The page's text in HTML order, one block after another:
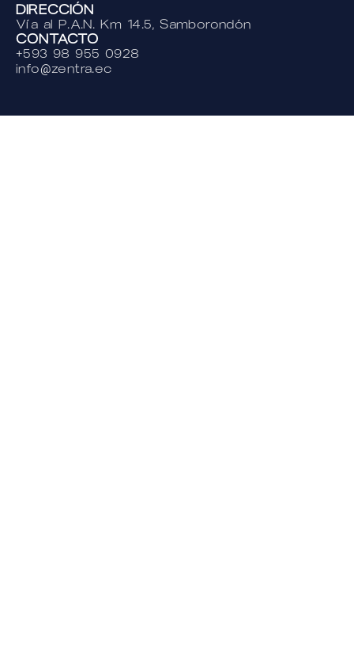
DIRECCIÓN
Vía al P.A.N. Km 14.5, Samborondón
CONTACTO
+593 98 955 0928
info@zentra.ec